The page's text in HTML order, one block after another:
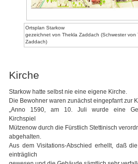
Ortsplan Starkow
gezeichnet von Thekla Zaddach (Schwester von
Zaddach)
Kirche
Starkow hatte selbst nie eine eigene Kirche.
Die Bewohner waren zunächst eingepfarrt zur
„Anno 1590, am 10. Juli wurde eine
Kirchspiel
Mützenow durch die Fürstlich Stettinisch
abgehalten.
Aus dem Visitations-Abschied erhellt, daß
einträglich